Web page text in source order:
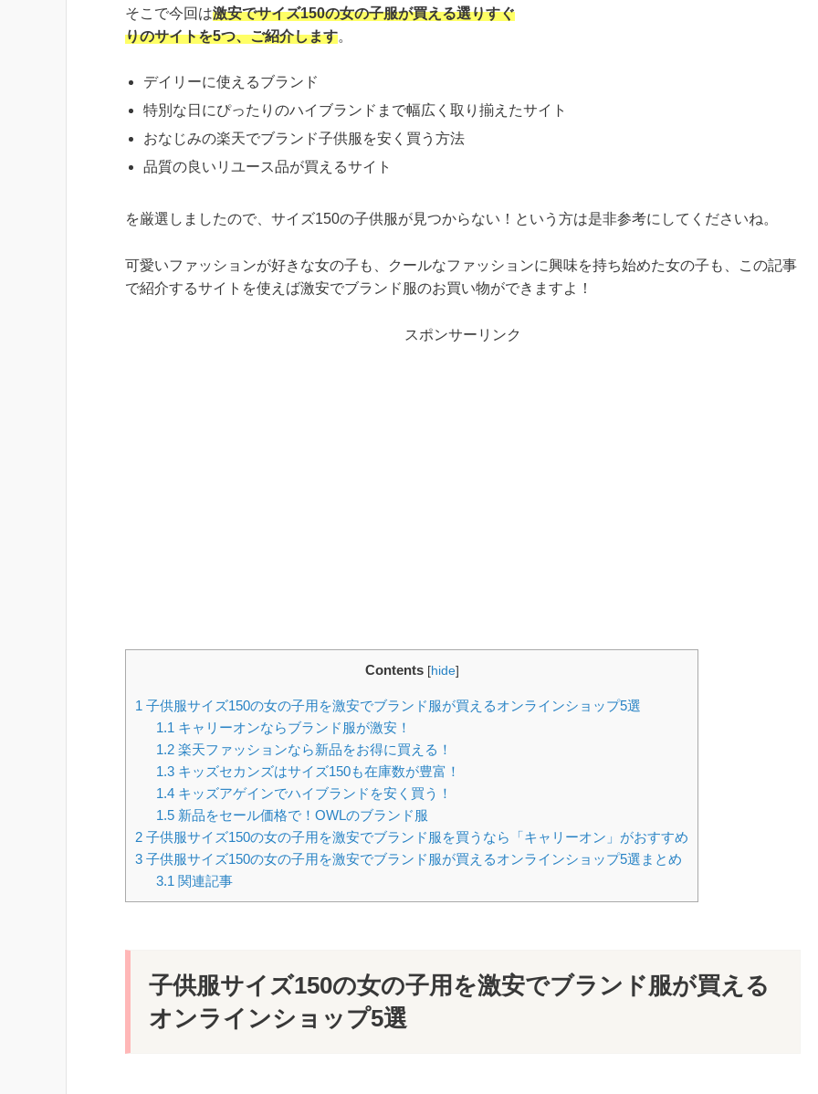
そこで今回は激安でサイズ150の女の子服が買える選りすぐ
りのサイトを5つ、ご紹介します。
デイリーに使えるブランド
特別な日にぴったりのハイブランドまで幅広く取り揃えたサイト
おなじみの楽天でブランド子供服を安く買う方法
品質の良いリユース品が買えるサイト
を厳選しましたので、サイズ150の子供服が見つからない！という方は是非参考にしてくださいね。
可愛いファッションが好きな女の子も、クールなファッションに興味を持ち始めた女の子も、この記事
で紹介するサイトを使えば激安でブランド服のお買い物ができますよ！
スポンサーリンク
Contents [hide]
1 子供服サイズ150の女の子用を激安でブランド服が買えるオンラインショップ5選
1.1 キャリーオンならブランド服が激安！
1.2楽天ファッションなら新品をお得に買える！
1.3キッズセカンズはサイズ150も在庫数が豊富！
1.4キッズアゲインでハイブランドを安く買う！
1.5新品をセール価格で！OWLのブランド服
2 子供服サイズ150の女の子用を激安でブランド服を買うなら「キャリーオン」がおすすめ
3 子供服サイズ150の女の子用を激安でブランド服が買えるオンラインショップ5選まとめ
3.1 関連記事
子供服サイズ150の女の子用を激安でブランド服が買える
オンラインショップ5選